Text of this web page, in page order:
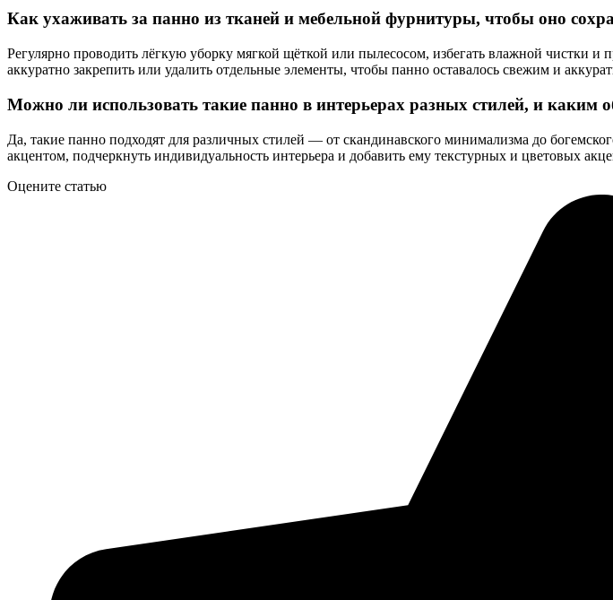
Как ухаживать за панно из тканей и мебельной фурнитуры, чтобы оно
Регулярно проводить лёгкую уборку мягкой щёткой или пылесосом, избегать влажной чистки
аккуратно закрепить или удалить отдельные элементы, чтобы панно оставалось свежим и
Можно ли использовать такие панно в интерьерах разных стилей, и каким
Да, такие панно подходят для различных стилей — от скандинавского минимализма до
акцентом, подчеркнуть индивидуальность интерьера и добавить ему текстурных и цветовых
Оцените статью